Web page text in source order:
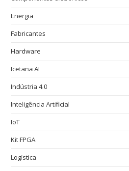
Energia
Fabricantes
Hardware
Icetana AI
Indústria 4.0
Inteligência Artificial
IoT
Kit FPGA
Logística